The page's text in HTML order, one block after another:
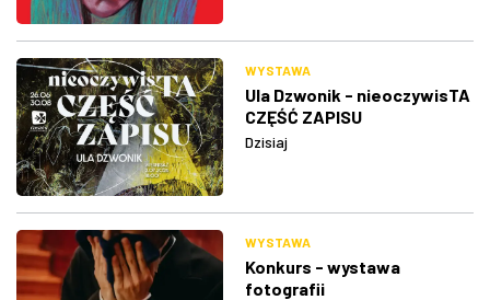
WYSTAWA
Ula Dzwonik - nieoczywisTA
CZĘŚĆ ZAPISU
Dzisiaj
WYSTAWA
Konkurs - wystawa
fotografii